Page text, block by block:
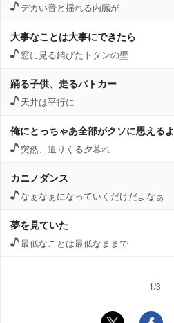
デカい音と揺れる内臓が
大事なことは大事にできたら
窓に見る錆びたトタンの壁
踊る子供、走るパトカー
天井は平行に
俺にとっちゃあ全部がクソに思えるよ
突然、迫りくる夕暮れ
カニノダンス
なぁなぁになっていくだけだよなぁ
夢を見ていた
最低なことは最低なままで
1/3